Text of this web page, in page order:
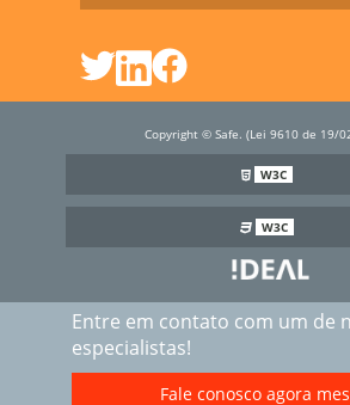
Entre em contato com um de
especialistas!
Fale conosco agora
Copyright © Safe. (Lei 9610 de 19/
W3C
W3C